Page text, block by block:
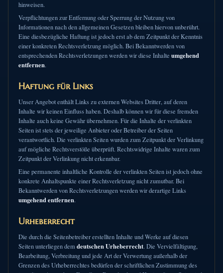
hinweisen.
Verpflichtungen zur Entfernung oder Sperrung der Nutzung von
Informationen nach den allgemeinen Gesetzen bleiben hiervon unberührt.
Eine diesbezügliche Haftung ist jedoch erst ab dem Zeitpunkt der Kenntnis
einer konkreten Rechtsverletzung möglich. Bei Bekanntwerden von
entsprechenden Rechtsverletzungen werden wir diese Inhalte umgehend
entfernen.
Haftung für Links
Unser Angebot enthält Links zu externen Websites Dritter, auf deren
Inhalte wir keinen Einfluss haben. Deshalb können wir für diese fremden
Inhalte auch keine Gewähr übernehmen. Für die Inhalte der verlinkten
Seiten ist stets der jeweilige Anbieter oder Betreiber der Seiten
verantwortlich. Die verlinkten Seiten wurden zum Zeitpunkt der Verlinkung
auf mögliche Rechtsverstöße überprüft. Rechtswidrige Inhalte waren zum
Zeitpunkt der Verlinkung nicht erkennbar.
Eine permanente inhaltliche Kontrolle der verlinkten Seiten ist jedoch ohne
konkrete Anhaltspunkte einer Rechtsverletzung nicht zumutbar. Bei
Bekanntwerden von Rechtsverletzungen werden wir derartige Links
umgehend entfernen.
Urheberrecht
Die durch die Seitenbetreiber erstellten Inhalte und Werke auf diesen
Seiten unterliegen demdeutschen Urheberrecht. Die Vervielfältigung,
Bearbeitung, Verbreitung und jede Art der Verwertung außerhalb der
Grenzen des Urheberrechtes bedürfen der schriftlichen Zustimmung des